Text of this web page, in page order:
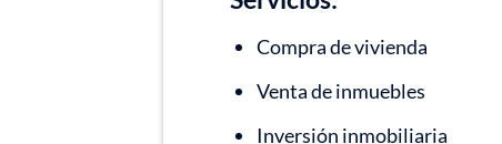
Compra de vivienda
Venta de inmuebles
Inversión inmobiliaria